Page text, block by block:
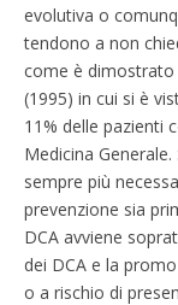
evolutiva o
tendono a non
come è
(1995) in cui si è
11% delle pazienti
Medicina
sempre più
prevenzione sia
DCA avviene
dei DCA e la
o a rischio di